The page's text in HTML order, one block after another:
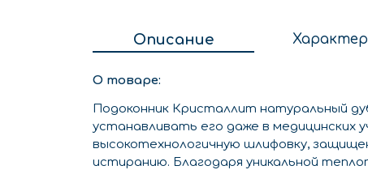
Описание
О товаре:
Подоконник Кристаллит натуральный
устанавливать его даже в медицинских
высокотехнологичную шлифовку,
истиранию. Благодаря уникальной